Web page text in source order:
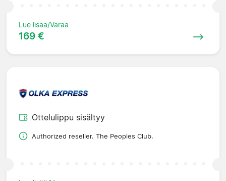
Lue lisää/Varaa
169 €
Ottelulippu sisältyy
Authorized reseller. The Peoples Club.